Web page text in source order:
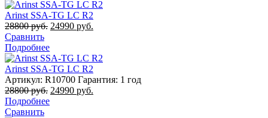
Arinst SSA-TG LC R2
28800руб. 24990 руб.
Сравнить
Подробнее
Arinst SSA-TG LC R2
Артикул: R10700 Гарантия: 1 год
28800руб. 24990 руб.
Подробнее
Сравнить